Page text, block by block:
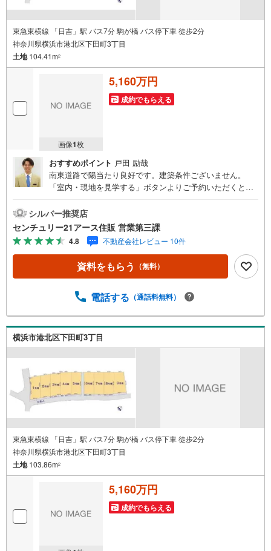
東急東横線 「日吉」駅 バス7分 駒が橋 バス停下車 徒歩2分
神奈川県横浜市港北区下田町3丁目
土地104.41m2
画像1枚
5,160万円
成約でもらえる
おすすめポイント 戸田 励哉
南東道路で陽当たり良好です。建築条件ございません。
「室内・現地を見学する」ボタンよりご予約いただくとご
のポイント】◆センチュリオン獲得店舗◆全国約970店舗あ
るセンチュリー21のお店。その中でも、アメリカ本部が設
ける一定基準を満たした、上位4％しか受賞できない賞。そ
れが「センチュリオン」です。弊社はそのセンチュリオン
を2002年から欠かすことなく取り続けております。◆住宅
ローン相談会◆お客様にあった無理のない住宅ローンの試
す。人生最大のお買い物になりますので、しっかりとした
だわる◆大きな金額を長期間で返済する住宅ローンは優遇
金利が0.1％変わるだけで、支払い総額に大きな変化が生じ
ます。取引の多い弊社は金融機関の特色、傾向、トレンド
を熟知しておりますので、お客様のニーズにあった金融機
関をご紹介させて頂きます。
シルバー推奨店
センチュリー21アース住販 営業第三課
4.8 不動産会社レビュー 10件
資料をもらう （無料）
電話する （通話料無料）
横浜市港北区下田町3丁目
東急東横線 「日吉」駅 バス7分 駒が橋 バス停下車 徒歩2分
神奈川県横浜市港北区下田町3丁目
土地103.86m2
5,160万円
成約でもらえる